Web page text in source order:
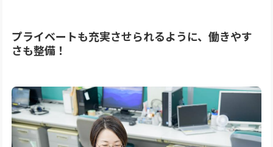
プライベートも充実させられるように、働きやす
さも整備！